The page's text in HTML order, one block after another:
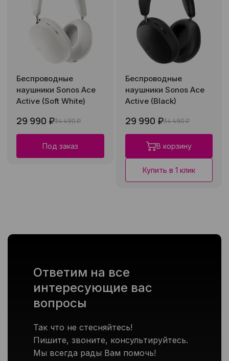
Беспроводные
наушники Sonos Ace
Active (Soft White)
29 990 ₽34 490 ₽
Под заказ
Беспроводные
наушники Sonos Ace
Active (Black)
29 990 ₽34 490 ₽
В корзину
Купить в 1 клик
Ответим на все
интересующие вас
вопросы
Так что не стесняйтесь!
Пишите, звоните, консультируйтесь.
Мы всегда рады Вам помочь!